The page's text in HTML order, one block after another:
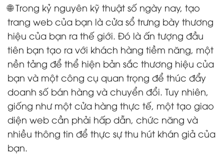
🌐 Trong kỷ nguyên kỹ thuật số ngày nay, tạo
trang web của bạn là cửa sổ trưng bày thương
hiệu của bạn ra thế giới. Đó là ấn tượng đầu
tiên bạn tạo ra với khách hàng tiềm năng, một
nền tảng để thể hiện bản sắc thương hiệu của
bạn và một công cụ quan trọng để thúc đẩy
doanh số bán hàng và chuyển đổi. Tuy nhiên,
giống như một cửa hàng thực tế, một tạo giao
diện web cần phải hấp dẫn, chức năng và
nhiều thông tin để thực sự thu hút khán giả của
bạn.